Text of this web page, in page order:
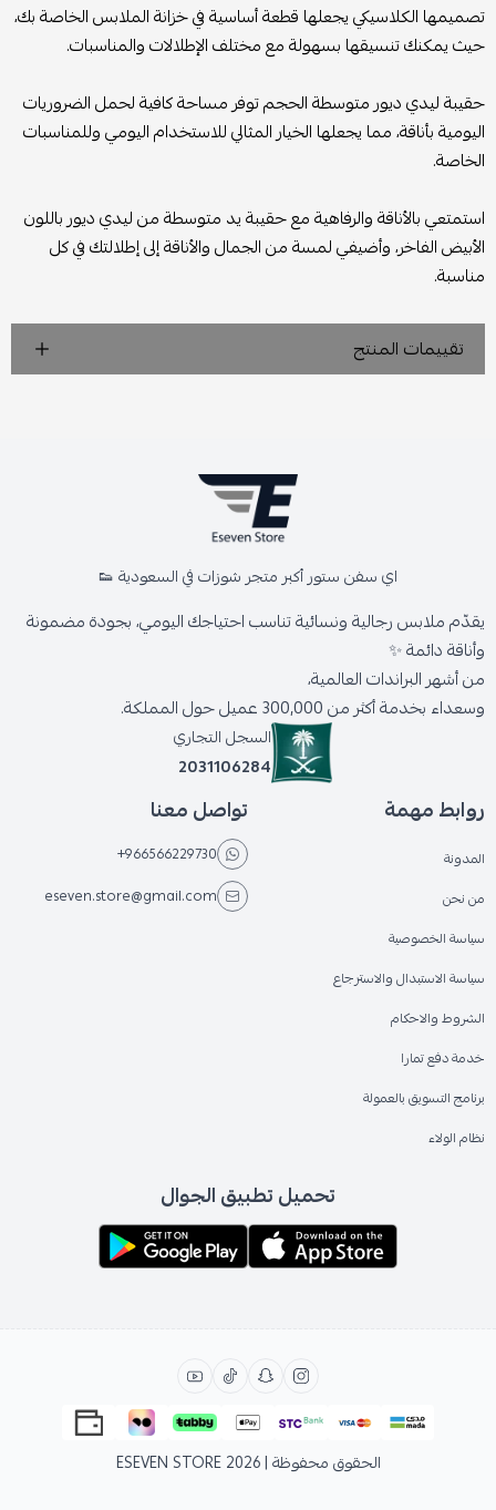
تصميمها الكلاسيكي يجعلها قطعة أساسية في خزانة الملابس الخاصة بك،
حيث يمكنك تنسيقها بسهولة مع مختلف الإطلالات والمناسبات.
حقيبة ليدي ديور متوسطة الحجم توفر مساحة كافية لحمل الضروريات
اليومية بأناقة، مما يجعلها الخيار المثالي للاستخدام اليومي وللمناسبات
الخاصة.
استمتعي بالأناقة والرفاهية مع حقيبة يد متوسطة من ليدي ديور باللون
الأبيض الفاخر، وأضيفي لمسة من الجمال والأناقة إلى إطلالتك في كل
مناسبة.
تقييمات المنتج
اي سفن ستور أكبر متجر شوزات في السعودية 👟
يقدّم ملابس رجالية ونسائية تناسب احتياجك اليومي، بجودة مضمونة
وأناقة دائمة ✨
من أشهر البراندات العالمية،
وسعداء بخدمة أكثر من 300,000 عميل حول المملكة.
السجل التجاري
2031106284
روابط مهمة
المدونة
من نحن
سياسة الخصوصية
سياسة الاستبدال والاسترجاع
الشروط والاحكام
خدمة دفع تمارا
برنامج التسويق بالعمولة
نظام الولاء
تواصل معنا
+966566229730
eseven.store@gmail.com
تحميل تطبيق الجوال
الحقوق محفوظة | 2026 ESEVEN STORE